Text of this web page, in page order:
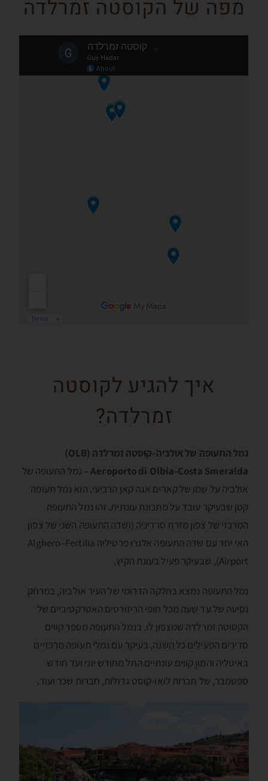
מפה של הקוסטה זמרלדה
איך להגיע לקוסטה
זמרלדה?
נמל התעופה של אולביה-קוסטה זמרלדה (OLB)
Aeroporto di Olbia-Costa Smeralda– נמל התעופה של
אולביה על שמו של קארים אגה קאן הרביעי, הוא נמל תעופה
קטן שבעיקר עובד על מתכונת עונתית. זהו נמל התעופה
המרכזי של צפון מזרח סרדיניה (ושדה התעופה השני של צפון
האי יחד עם שדה התעופה אלגרו פרטיליה Alghero–Fertilia
Airport), שבעיקר פעיל בעונת הקיץ.
נמל התעופה נמצא בחלקה הדרומי של העיר אולביה, במרחק
נסיעה של עד שעה מכל חופי הריזורטים האטרקטיביים של
הקסוטה זמרלדה שמצפון לו. בנמל התעופה מספר קווים
סדירים הפעילים כל השנה, בעיקר עם נמלי תעופה מרכזיים
באיטליה והמון קווים עונתיים החל מחודש יוני ועד חודש
ספטמבר, של חברות לואו-קוסט גדולות, חברות שכר ועוד.